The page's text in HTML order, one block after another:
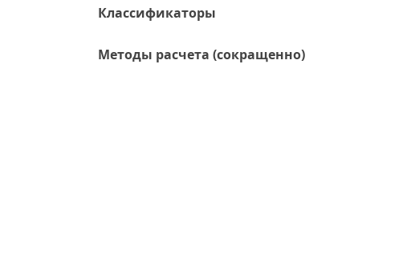
Классификаторы
Методы расчета (сокращенно)